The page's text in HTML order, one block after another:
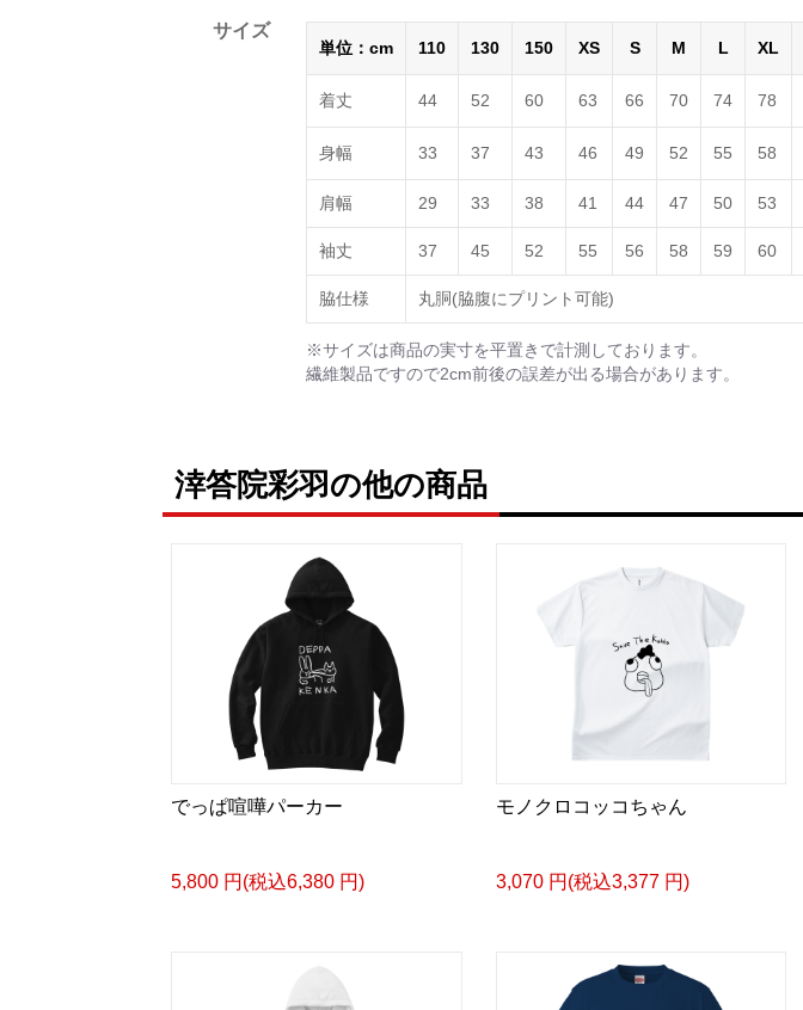
サイズ
単位：cm 110 130 150 XS S M L XL
着丈 44 52 60 63 66 70 74 78
身幅 33 37 43 46 49 52 55 58
肩幅 29 33 38 41 44 47 50 53
袖丈 37 45 52 55 56 58 59 60
脇仕様 丸胴(脇腹にプリント可能)
※サイズは商品の実寸を平置きで計測しております。
繊維製品ですので2cm前後の誤差が出る場合があります。
涬答院彩羽の他の商品
でっぱ喧嘩パーカー
5,800 円(税込6,380 円)
モノクロコッコちゃん
3,070 円(税込3,377 円)